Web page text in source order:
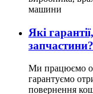
машини
Які
запчастини?
Ми працюємо
гарантуємо
повернення